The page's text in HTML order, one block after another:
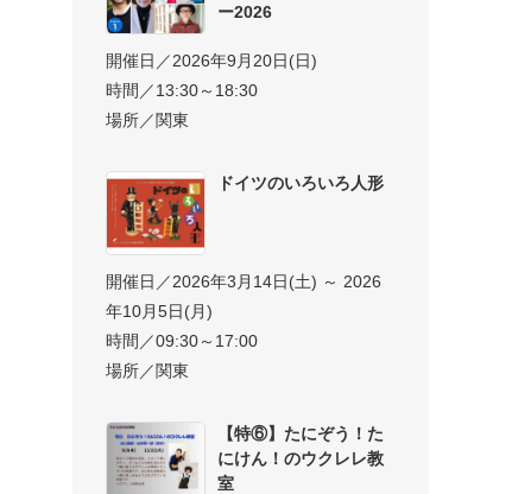
ー2026
開催日／2026年9月20日(日)
時間／13:30～18:30
場所／関東
ドイツのいろいろ人形
開催日／2026年3月14日(土) ～ 2026
年10月5日(月)
時間／09:30～17:00
場所／関東
【特⑥】たにぞう！た
にけん！のウクレレ教
室